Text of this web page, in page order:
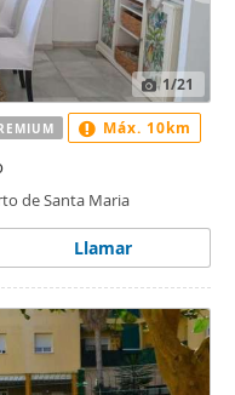
1/21
de Santa Maria
Llamar
Máx. 10km